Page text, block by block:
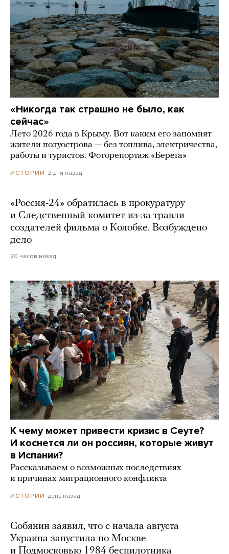
«Никогда так страшно не было, как
сейчас»
Лето 2026 года в Крыму. Вот каким его запомнят
жители полуострова — без топлива, электричества,
работы и туристов. Фоторепортаж «Берега»
ИСТОРИИ 2 дня назад
«Россия-24» обратилась в прокуратуру
и Следственный комитет из-за травли
создателей фильма о Колобке. Возбуждено
дело
20 часов назад
К чему может привести кризис в Сеуте?
И коснется ли он россиян, которые живут
в Испании?
Рассказываем о возможных последствиях
и причинах миграционного конфликта
ИСТОРИИ день назад
Собянин заявил, что с начала августа
Украина запустила по Москве
и Подмосковью 1984 беспилотника